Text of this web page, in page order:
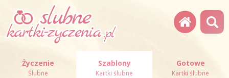
Życzenie
Ślubne
Szablony
Kartki ślubne
Gotowe
Kartki ślubne